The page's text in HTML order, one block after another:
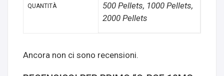
QUANTITÀ
500 Pellets, 1000 Pellets,
2000 Pellets
Ancora non ci sono recensioni.